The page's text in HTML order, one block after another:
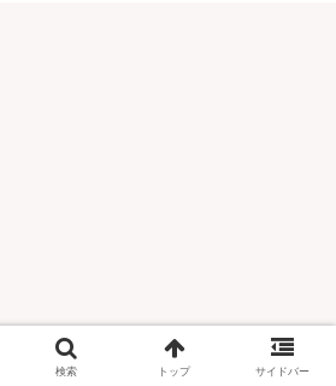
検索 トップ サイドバー